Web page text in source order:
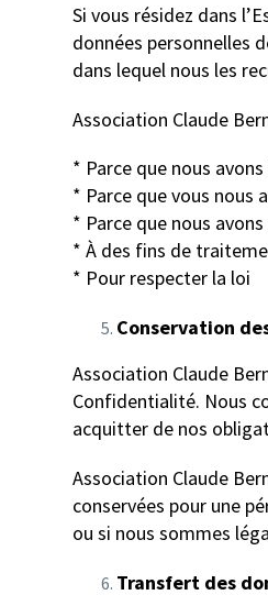
Si vous résidez dans
données personnelles
dans lequel nous les
Association Claude
* Parce que nous
* Parce que vous nous
* Parce que nous
* À des fins de
* Pour respecter la loi
Conservation
Association Claude
Confidentialité. Nous
acquitter de nos
Association Claude
conservées pour une
ou si nous sommes
Transfert des